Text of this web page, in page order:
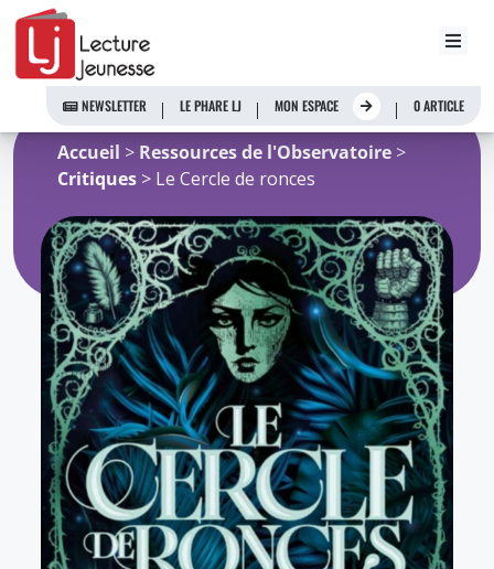
Aller
contenu
NEWSLETTER LE PHARE LJ MON ESPACE 0 ARTICLE
Accueil > Ressources de l'Observatoire >
Critiques > Le Cercle de ronces